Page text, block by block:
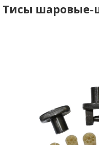
Тисы шаровые-